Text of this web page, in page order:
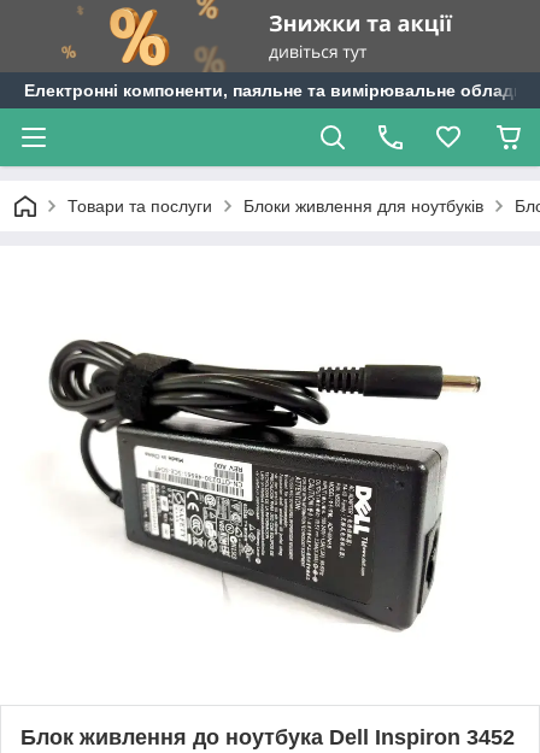
Електронні компоненти, паяльне та вимірювальне
Товари та послуги Блоки живлення для ноутбуків
Блок живлення до ноутбука Dell Inspiron 3452